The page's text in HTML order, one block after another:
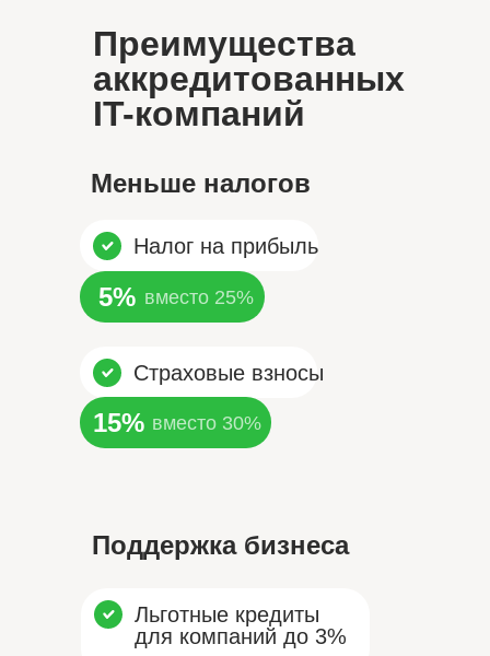
Преимущества
аккредитованных
IT-компаний
Поддержка бизнеса
Меньше налогов
5% вместо 25%
Налог на прибыль
15% вместо 30%
Страховые взносы
Льготные кредиты
для компаний до 3%